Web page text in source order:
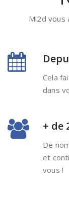
Mi2d vous
Cela
dans
+ de
De
et
vous !